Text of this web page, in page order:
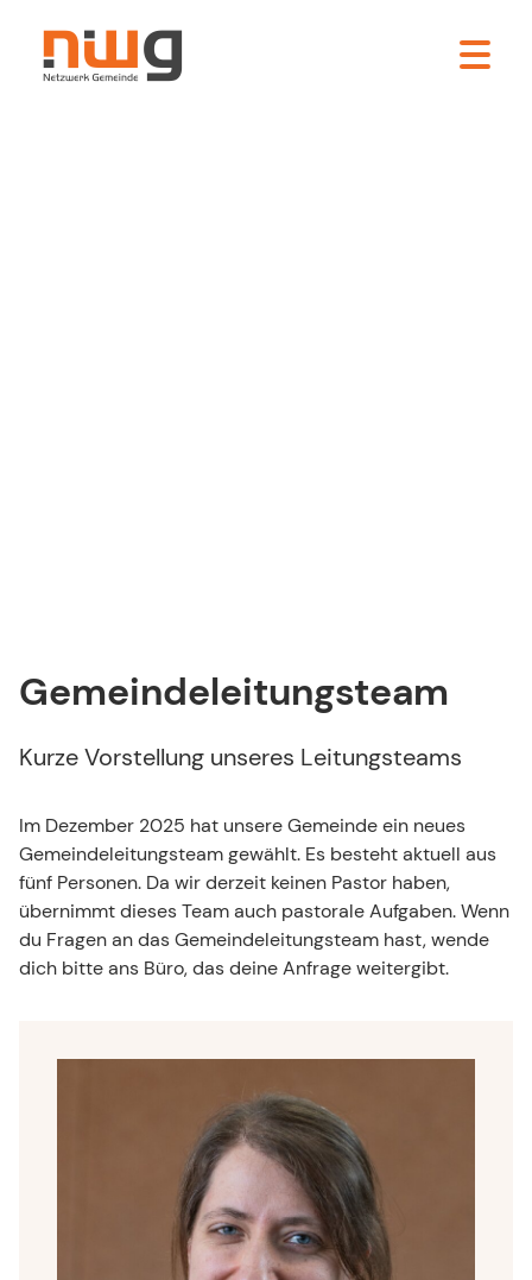
Gemeindeleitungsteam
Kurze Vorstellung unseres Leitungsteams
Im Dezember 2025 hat unsere Gemeinde ein neues
Gemeindeleitungsteam gewählt. Es besteht aktuell aus
fünf Personen. Da wir derzeit keinen Pastor haben,
übernimmt dieses Team auch pastorale Aufgaben. Wenn
du Fragen an das Gemeindeleitungsteam hast, wende
dich bitte ans Büro, das deine Anfrage weitergibt.